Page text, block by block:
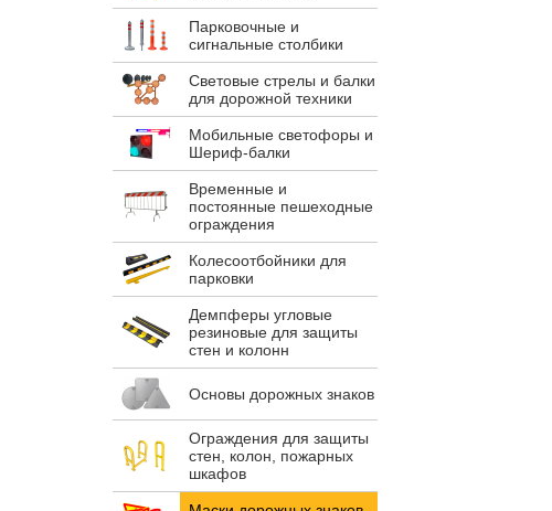
Парковочные и
сигнальные столбики
Световые стрелы и балки
для дорожной техники
Мобильные светофоры и
Шериф-балки
Временные и
постоянные пешеходные
ограждения
Колесоотбойники для
парковки
Демпферы угловые
резиновые для защиты
стен и колонн
Основы дорожных знаков
Ограждения для защиты
стен, колон, пожарных
шкафов